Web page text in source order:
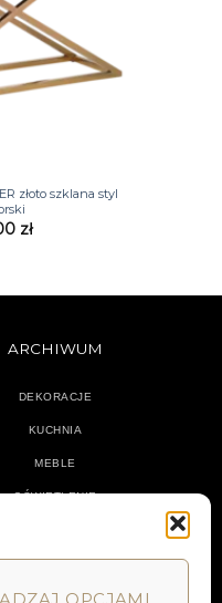
złoto szklana styl
zł
ARCHIWUM
DEKORACJE
KUCHNIA
MEBLE
OŚWIETLENIE